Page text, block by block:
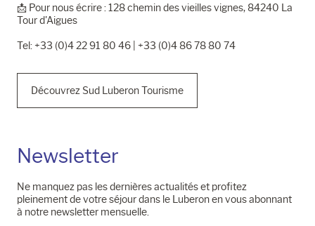
📩​ Pour nous écrire : 128 chemin des vieilles vignes, 84240 La
Tour d'Aigues
Tel: +33 (0)4 22 91 80 46 | +33 (0)4 86 78 80 74
Découvrez Sud Luberon Tourisme
Newsletter
Ne manquez pas les dernières actualités et profitez
pleinement de votre séjour dans le Luberon en vous abonnant
à notre newsletter mensuelle.